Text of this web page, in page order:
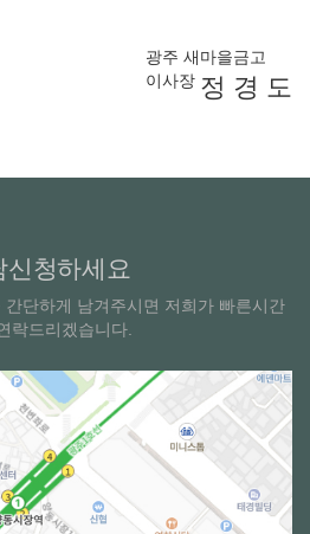
광주 새마을금고
이사장 정 경 도
신청하세요
단하게 남겨주시면 저희가 빠른시간
락드리겠습니다.